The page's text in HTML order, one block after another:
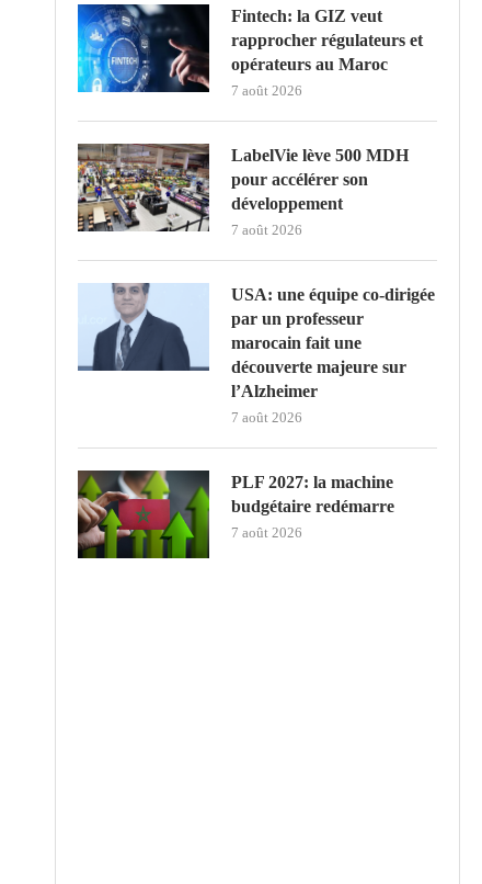
Fintech: la GIZ veut
rapprocher régulateurs et
opérateurs au Maroc
7 août 2026
LabelVie lève 500 MDH
pour accélérer son
développement
7 août 2026
USA: une équipe co-dirigée
par un professeur
marocain fait une
découverte majeure sur
l’Alzheimer
7 août 2026
PLF 2027: la machine
budgétaire redémarre
7 août 2026